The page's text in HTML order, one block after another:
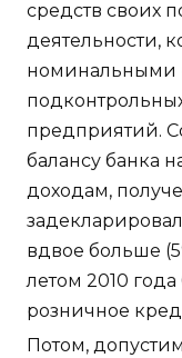
средств своих
деятельности,
номинальными
предприятий.
балансу банка
доходам,
вдвое больше
летом 2010
розничное
Потом,